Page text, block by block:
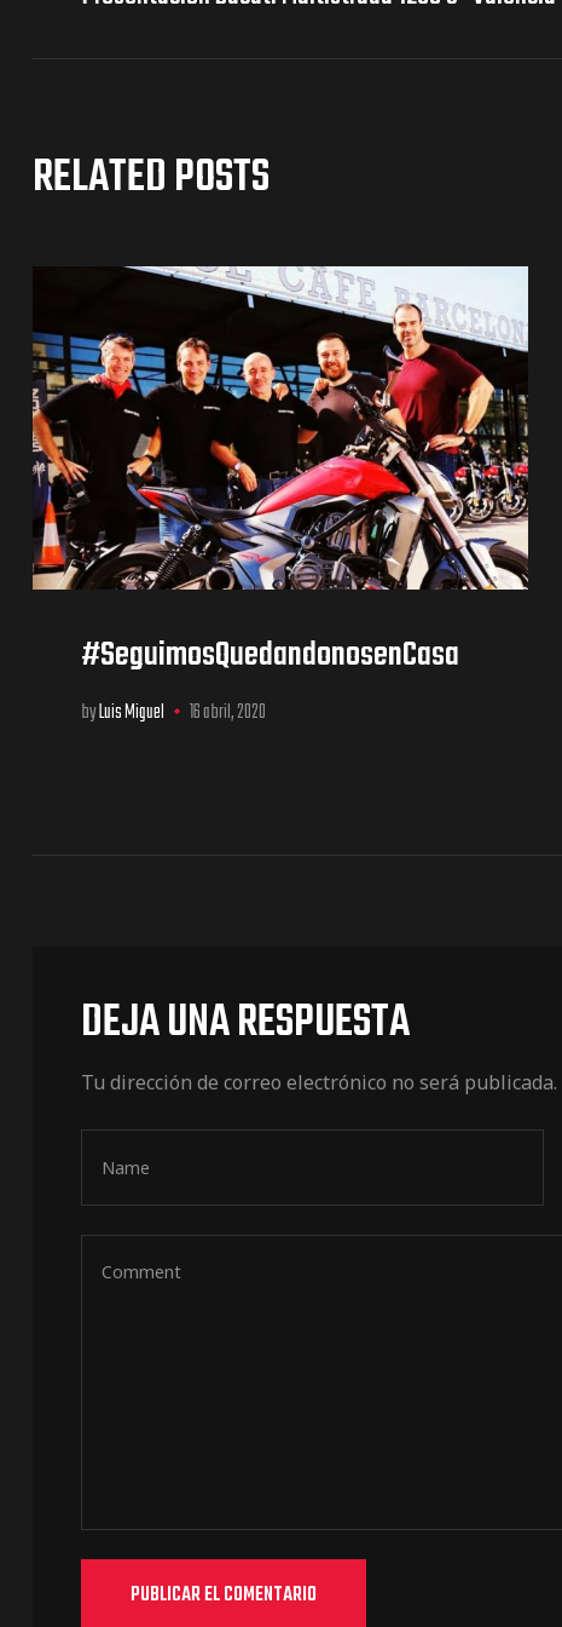
RELATED POSTS
#SeguimosQuedandonosenCasa
byLuis Miguel 16 abril, 2020
DEJA UNA RESPUESTA
Tu dirección de correo electrónico no será publicada.